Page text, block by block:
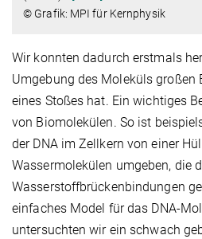
© Grafik: MPI für Kernphysik
Wir konnten dadurch erstmals
Umgebung des Moleküls großen
eines Stoßes hat. Ein wichtiges
von Biomolekülen. So ist
der DNA im Zellkern von einer
Wassermolekülen umgeben, die
Wasserstoffbrückenbindungen
einfaches Model für das DNA-
untersuchten wir ein schwach